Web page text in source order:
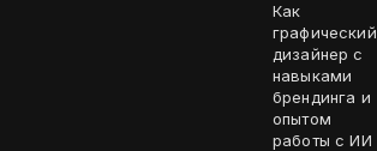
Как
графический
дизайнер с
навыками
брендинга и
опытом
работы с ИИ